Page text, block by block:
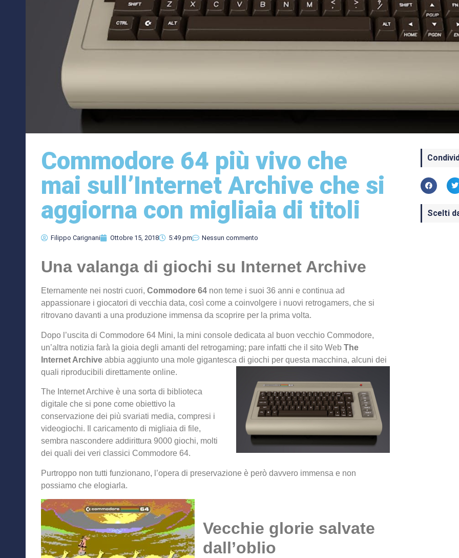
Commodore 64 più vivo che
mai sull’Internet Archive che si
aggiorna con migliaia di titoli
Filippo Carignani Ottobre 15, 2018 5:49 pm Nessun commento
Una valanga di giochi su Internet Archive
Eternamente nei nostri cuori, Commodore 64 non teme i suoi 36 anni e continua ad
appassionare i giocatori di vecchia data, così come a coinvolgere i nuovi retrogamers, che si
ritrovano davanti a una produzione immensa da scoprire per la prima volta.
Dopo l’uscita di Commodore 64 Mini, la mini console dedicata al buon vecchio Commodore,
un’altra notizia farà la gioia degli amanti del retrogaming; pare infatti che il sito Web The
Internet Archive abbia aggiunto una mole gigantesca di giochi per questa macchina, alcuni dei
quali riproducibili direttamente online.
The Internet Archive è una sorta di biblioteca
digitale che si pone come obiettivo la
conservazione dei più svariati media, compresi i
videogiochi. Il caricamento di migliaia di file,
sembra nascondere addirittura 9000 giochi, molti
dei quali dei veri classici Commodore 64.
Purtroppo non tutti funzionano, l’opera di preservazione è però davvero immensa e non
possiamo che elogiarla.
Vecchie glorie salvate
dall’oblio
Scelti